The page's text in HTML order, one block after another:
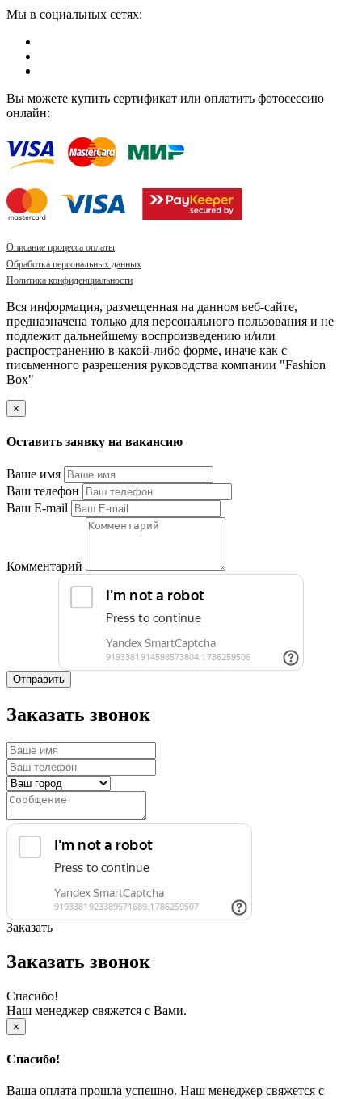
Мы в социальных сетях:
Вы можете купить сертификат или оплатить фотосессию
онлайн:
Описание процесса оплаты
Обработка персональных данных
Политика конфиденциальности
Вся информация, размещенная на данном веб-сайте,
предназначена только для персонального пользования и не
подлежит дальнейшему воспроизведению и/или
распространению в какой-либо форме, иначе как с
письменного разрешения руководства компании "Fashion
Box"
×
Оставить заявку на вакансию
Ваше имя
Ваш телефон
Ваш E-mail
Комментарий
Отправить
Заказать звонок
Заказать
Заказать звонок
Спасибо!
Наш менеджер свяжется с Вами.
×
Спасибо!
Ваша оплата прошла успешно. Наш менеджер свяжется с